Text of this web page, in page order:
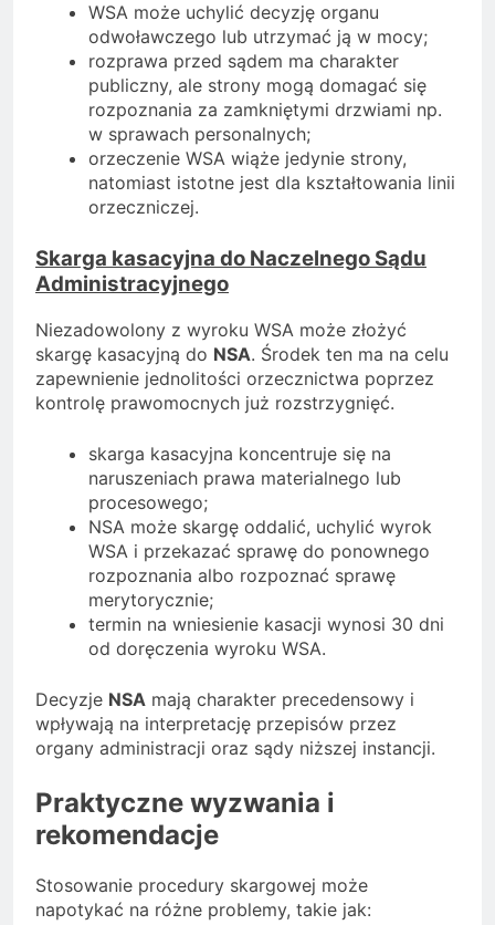
WSA może uchylić decyzję organu
odwoławczego lub utrzymać ją w mocy;
rozprawa przed sądem ma charakter
publiczny, ale strony mogą domagać się
rozpoznania za zamkniętymi drzwiami np.
w sprawach personalnych;
orzeczenie WSA wiąże jedynie strony,
natomiast istotne jest dla kształtowania linii
orzeczniczej.
Skarga kasacyjna do Naczelnego Sądu
Administracyjnego
Niezadowolony z wyroku WSA może złożyć
skargę kasacyjną do NSA. Środek ten ma na celu
zapewnienie jednolitości orzecznictwa poprzez
kontrolę prawomocnych już rozstrzygnięć.
skarga kasacyjna koncentruje się na
naruszeniach prawa materialnego lub
procesowego;
NSA może skargę oddalić, uchylić wyrok
WSA i przekazać sprawę do ponownego
rozpoznania albo rozpoznać sprawę
merytorycznie;
termin na wniesienie kasacji wynosi 30 dni
od doręczenia wyroku WSA.
Decyzje NSA mają charakter precedensowy i
wpływają na interpretację przepisów przez
organy administracji oraz sądy niższej instancji.
Praktyczne wyzwania i
rekomendacje
Stosowanie procedury skargowej może
napotykać na różne problemy, takie jak: